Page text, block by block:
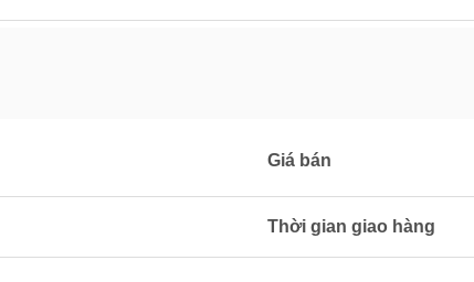
Giá bán
Thời gian giao hàng